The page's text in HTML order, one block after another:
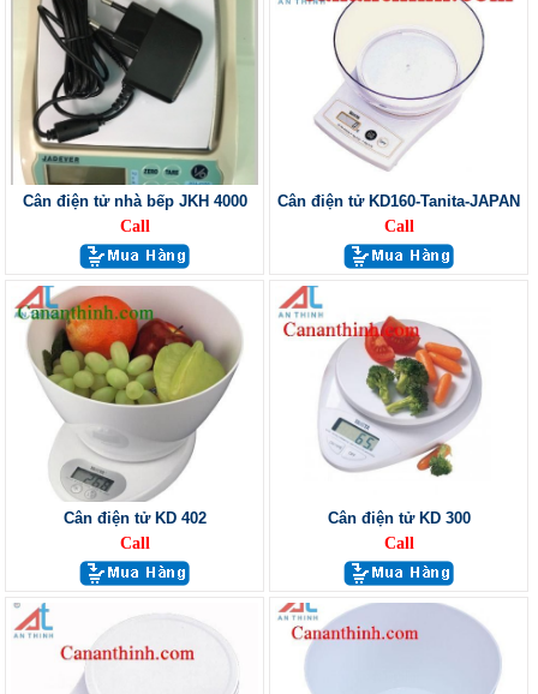
Cân điện tử nhà bếp JKH 4000
Call
Cân điện tử KD160-Tanita-JAPAN
Call
Cân điện tử KD 402
Call
Cân điện tử KD 300
Call